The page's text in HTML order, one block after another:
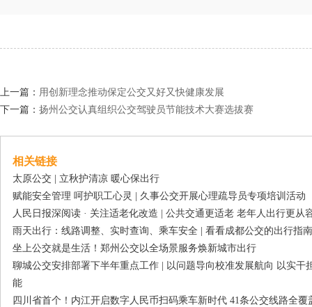
上一篇： 用创新理念推动保定公交又好又快健康发展
下一篇： 扬州公交认真组织公交驾驶员节能技术大赛选拔赛
相关链接
太原公交 | 立秋护清凉 暖心保出行
赋能安全管理 呵护职工心灵 | 久事公交开展心理疏导员专项培训活动
人民日报深阅读 · 关注适老化改造 | 公共交通更适老 老年人出行更从
雨天出行：线路调整、实时查询、乘车安全 | 看看成都公交的出行指
坐上公交就是生活！郑州公交以全场景服务焕新城市出行
聊城公交安排部署下半年重点工作 | 以问题导向校准发展航向 以实干
能
四川省首个！内江开启数字人民币扫码乘车新时代 41条公交线路全覆